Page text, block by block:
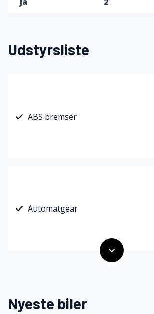
Udstyrsliste
ABS bremser
Automatgear
Nyeste biler